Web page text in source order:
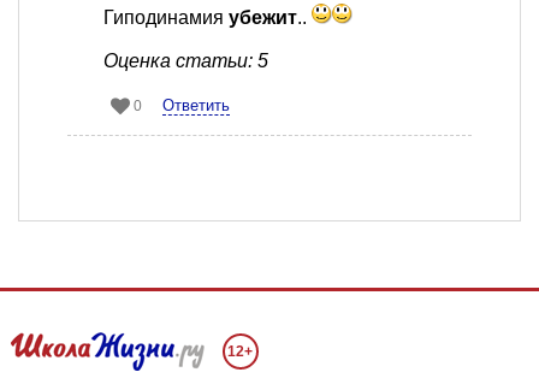
Гиподинамия убежит..
Оценка статьи: 5
0 Ответить
12+